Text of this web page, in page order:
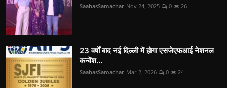
SaahasSamachar Nov 24, 2025 0 26
23 वर्षों बाद नई दिल्ली में होगा एसजेएफआई नेशनल
कन्वेंश...
SaahasSamachar Mar 2, 2026 0 24